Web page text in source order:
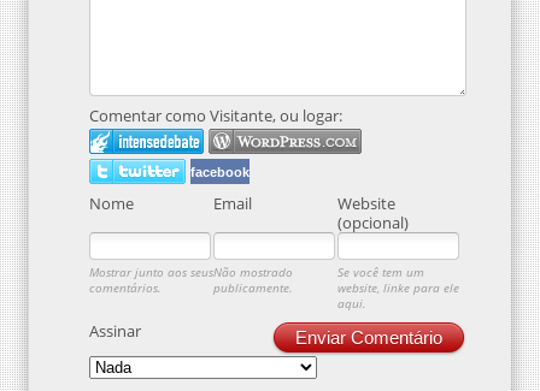
Comentar como Visitante, ou logar:
facebook
Nome Email
Website
(opcional)
Mostrar junto aos seus
comentários.
Não mostrado
publicamente.
Se você tem um
website, linke para ele
aqui.
Enviar Comentário
Assinar